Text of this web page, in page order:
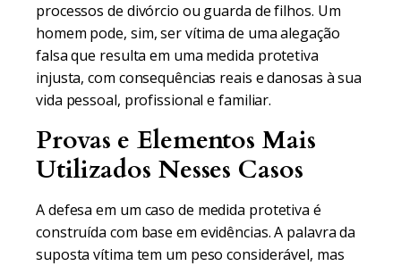
processos de divórcio ou guarda de filhos. Um
homem pode, sim, ser vítima de uma alegação
falsa que resulta em uma medida protetiva
injusta, com consequências reais e danosas à sua
vida pessoal, profissional e familiar.
Provas e Elementos Mais
Utilizados Nesses Casos
A defesa em um caso de medida protetiva é
construída com base em evidências. A palavra da
suposta vítima tem um peso considerável, mas